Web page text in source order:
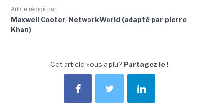
Article rédigé par
Maxwell Cooter, NetworkWorld (adapté par pierre
Khan)
Cet article vous a plu? Partagez le !